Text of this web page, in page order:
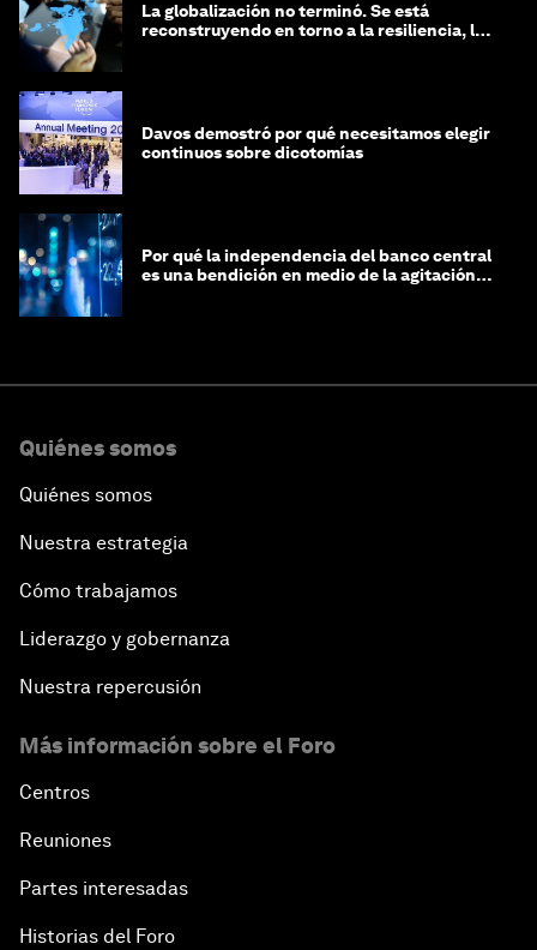
La globalización no terminó. Se está
reconstruyendo en torno a la resiliencia, las
Davos demostró por qué necesitamos elegir
continuos sobre dicotomías
Por qué la independencia del banco central
es una bendición en medio de la agitación
Quiénes somos
Quiénes somos
Nuestra estrategia
Cómo trabajamos
Liderazgo y gobernanza
Nuestra repercusión
Más información sobre el Foro
Centros
Reuniones
Partes interesadas
Historias del Foro